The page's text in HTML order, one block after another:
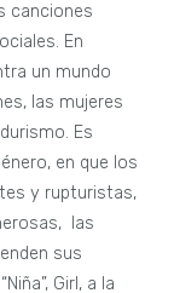
canciones
En
un mundo
las mujeres
Es
en que los
y rupturistas,
las
sus
Girl, a la